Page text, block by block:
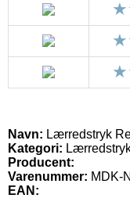
Navn: Lærredstryk
Kategori:
Producent:
Varenummer: MDK-
EAN: